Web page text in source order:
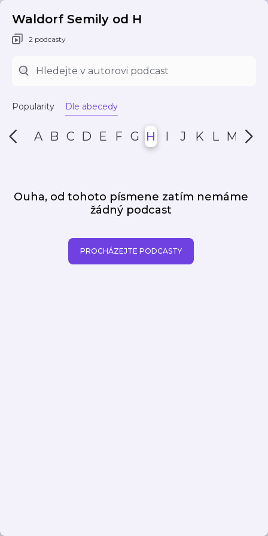
Waldorf Semily od H
2 podcasty
Popularity Dle abecedy
A B C D E F G H I J K L M N
Ouha, od tohoto písmene zatím nemáme
žádný podcast
PROCHÁZEJTE PODCASTY